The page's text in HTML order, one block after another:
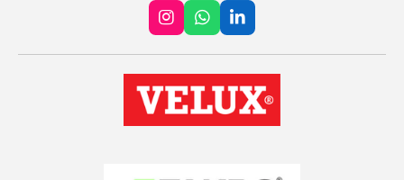
I
n
s
t
a
g
W
h
a
t
s
A
L
i
n
k
e
d